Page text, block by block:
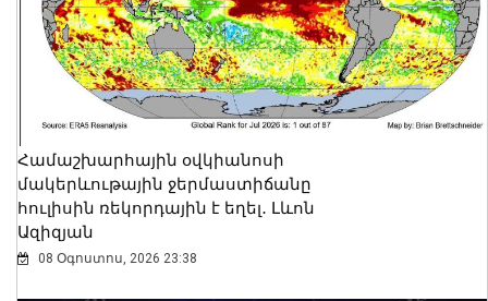
Համաշխարհային օվկիանոսի
մակերևութային ջերմաստիճանը
հուլիսին ռեկորդային է եղել․ Լևոն
Ազիզյան
08 Օգոստոս, 2026 23:38